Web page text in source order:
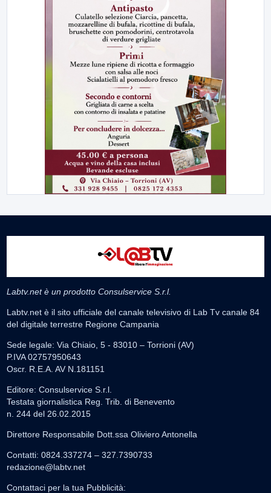
Labtv.net è un prodotto Consulservice S.r.l.
Labtv.net è il sito ufficiale del canale televisivo di Lab Tv canale 84
del digitale terrestre Regione Campania
Sede legale: Via Chiaio, 5 - 83010 – Torrioni (AV)
P.IVA 02757950643
Oscr. R.E.A. AV N.181151
Editore: Consulservice S.r.l.
Testata giornalistica Reg. Trib. di Benevento
n. 244 del 26.02.2015
Direttore Responsabile Dott.ssa Oliviero Antonella
Contatti: 0824.337274 – 327.7390733
redazione@labtv.net
Contattaci per la tua Pubblicità: